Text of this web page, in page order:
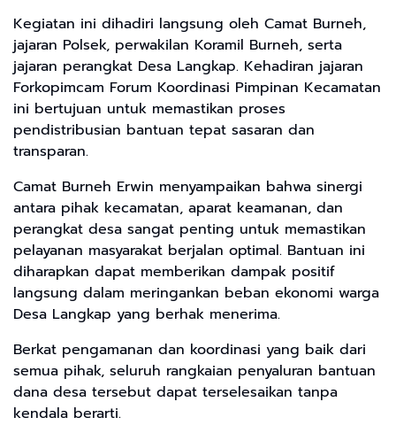
Kegiatan ini dihadiri langsung oleh Camat Burneh,
jajaran Polsek, perwakilan Koramil Burneh, serta
jajaran perangkat Desa Langkap. Kehadiran jajaran
Forkopimcam Forum Koordinasi Pimpinan Kecamatan
ini bertujuan untuk memastikan proses
pendistribusian bantuan tepat sasaran dan
transparan.
Camat Burneh Erwin menyampaikan bahwa sinergi
antara pihak kecamatan, aparat keamanan, dan
perangkat desa sangat penting untuk memastikan
pelayanan masyarakat berjalan optimal. Bantuan ini
diharapkan dapat memberikan dampak positif
langsung dalam meringankan beban ekonomi warga
Desa Langkap yang berhak menerima.
Berkat pengamanan dan koordinasi yang baik dari
semua pihak, seluruh rangkaian penyaluran bantuan
dana desa tersebut dapat terselesaikan tanpa
kendala berarti.